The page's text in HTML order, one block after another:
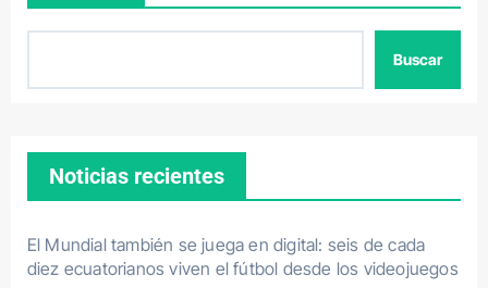
Buscar
Noticias recientes
El Mundial también se juega en digital: seis de cada
diez ecuatorianos viven el fútbol desde los videojuegos